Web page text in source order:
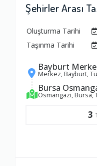
Şehirler Arası
Oluşturma Tarihi
Taşınma Tarihi
Bayburt
Merkez, Bayburt,
Bursa
Osmangazi, Bursa,
3